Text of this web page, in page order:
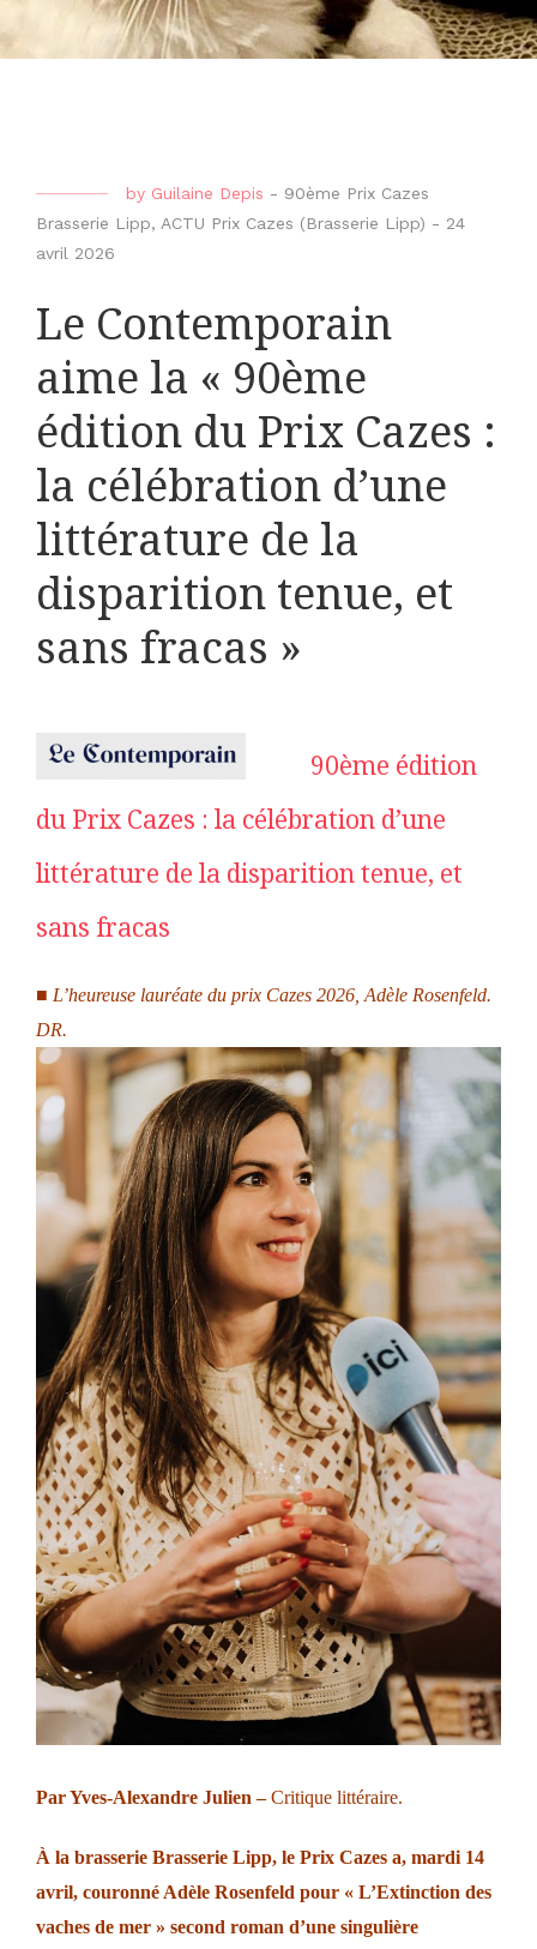
by Guilaine Depis - 90ème Prix Cazes
Brasserie Lipp, ACTU Prix Cazes (Brasserie Lipp) - 24
avril 2026
Le Contemporain
aime la « 90ème
édition du Prix Cazes :
la célébration d’une
littérature de la
disparition tenue, et
sans fracas »
90ème édition
du Prix Cazes : la célébration d’une
littérature de la disparition tenue, et
sans fracas
■ L’heureuse lauréate du prix Cazes 2026, Adèle Rosenfeld.
DR.
Par Yves-Alexandre Julien –Critique littéraire.
À la brasserie Brasserie Lipp, le Prix Cazes a, mardi 14
avril, couronné Adèle Rosenfeld pour « L’Extinction des
vaches de mer » second roman d’une singulière